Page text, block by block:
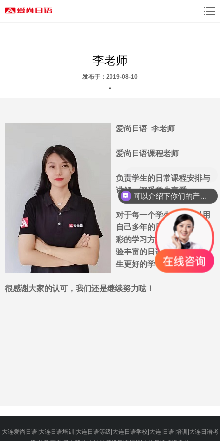
李老师
发布于：2019-08-10
爱尚日语 李老师
爱尚日语课程老师
负责学生的日常课程安排与
讲解，深受学生喜爱。
对于每一个学生，都可以用
自己多年的日语知识给出精
彩的学习方案，我们相信经
验丰富的日语阅历定会给学
生更好的学习方向。
很感谢大家的认可，我们还是继续努力哒！
大连爱尚日语|大连日语培训|大连日语等级|大连日语学校|大连|日语|培训|大连日语考
可以介绍下你们的产品么？
新班什么时候开始呢？